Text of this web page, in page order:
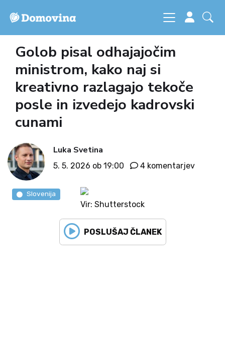
Golob pisal odhajajočim
ministrom, kako naj si
kreativno razlagajo tekoče
posle in izvedejo kadrovski
cunami
Luka Svetina
5. 5. 2026 ob 19:00 4 komentarjev
Vir: Shutterstock
Slovenija
POSLUŠAJ ČLANEK